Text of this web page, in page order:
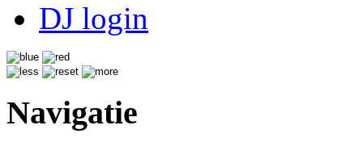
DJ login
Navigatie